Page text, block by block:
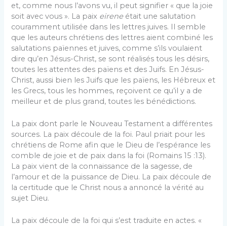
et, comme nous l’avons vu, il peut signifier « que la joie
soit avec vous ». La paix eireneétait une salutation
couramment utilisée dans les lettres juives. Il semble
que les auteurs chrétiens des lettres aient combiné les
salutations païennes et juives, comme s’ils voulaient
dire qu’en Jésus-Christ, se sont réalisés tous les désirs,
toutes les attentes des païens et des Juifs. En Jésus-
Christ, aussi bien les Juifs que les païens, les Hébreux et
les Grecs, tous les hommes, reçoivent ce qu’il y a de
meilleur et de plus grand, toutes les bénédictions.
La paix dont parle le Nouveau Testament a différentes
sources. La paix découle de la foi. Paul priait pour les
chrétiens de Rome afin que le Dieu de l’espérance les
comble de joie et de paix dans la foi (Romains 15 :13).
La paix vient de la connaissance de la sagesse, de
l’amour et de la puissance de Dieu. La paix découle de
la certitude que le Christ nous a annoncé la vérité au
sujet Dieu.
La paix découle de la foi qui s’est traduite en actes. «